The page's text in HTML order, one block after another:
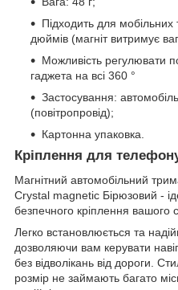
Підходить для
дюймів (магніт витримує
Можливість регулювати
гаджета на всі 360 °
Застосування:
(повітропровід);
Картонна упаковка.
Кріплення для
Магнітний автомобільний
Crystal magnetic Бірюзовий -
безпечного кріплення вашого
Легко встановлюється та
дозволяючи вам керувати
без відволікань від дороги.
розмір не займають багато